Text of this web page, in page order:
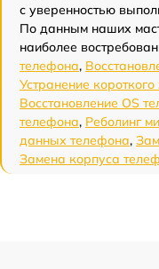
с уверенностью
По данным наших
наиболее
телефона,
Устранение
Восстановление OS
телефона, Реболинг
данных телефона,
Замена корпуса